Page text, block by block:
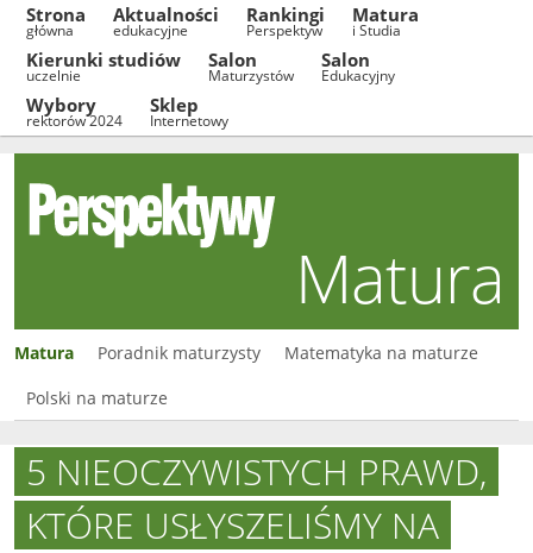
Strona
główna
Aktualności
edukacyjne
Rankingi
Perspektyw
Matura
i Studia
Kierunki studiów
uczelnie
Salon
Maturzystów
Salon
Edukacyjny
Wybory
rektorów 2024
Sklep
Internetowy
Matura
Matura Poradnik maturzysty
Matematyka na maturze
Polski na maturze
5 NIEOCZYWISTYCH PRAWD,
KTÓRE USŁYSZELIŚMY NA